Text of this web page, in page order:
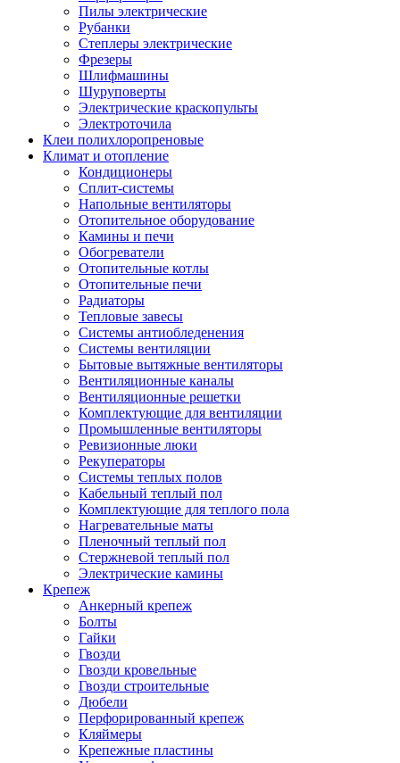
Пилы электрические
Рубанки
Степлеры электрические
Фрезеры
Шлифмашины
Шуруповерты
Электрические краскопульты
Электроточила
Клеи полихлоропреновые
Климат и отопление
Кондиционеры
Сплит-системы
Напольные вентиляторы
Отопительное оборудование
Камины и печи
Обогреватели
Отопительные котлы
Отопительные печи
Радиаторы
Тепловые завесы
Системы антиобледенения
Системы вентиляции
Бытовые вытяжные вентиляторы
Вентиляционные каналы
Вентиляционные решетки
Комплектующие для вентиляции
Промышленные вентиляторы
Ревизионные люки
Рекуператоры
Системы теплых полов
Кабельный теплый пол
Комплектующие для теплого пола
Нагревательные маты
Пленочный теплый пол
Стержневой теплый пол
Электрические камины
Крепеж
Анкерный крепеж
Болты
Гайки
Гвозди
Гвозди кровельные
Гвозди строительные
Дюбели
Перфорированный крепеж
Кляймеры
Крепежные пластины